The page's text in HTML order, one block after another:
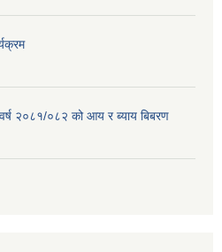
२०८१/०८२ को आय र ब्याय बिबरण